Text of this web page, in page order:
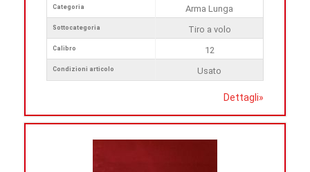
Categoria
Sottocategoria
Calibro
Condizioni articolo
Arma Lunga
Tiro a volo
12
Usato
Dettagli»